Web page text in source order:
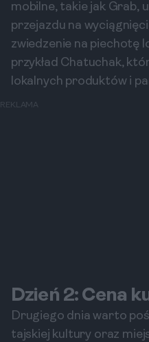
mobilne, takie jak Grab,
przejazdu na
zwiedzenie na piechotę
przykład Chatuchak,
lokalnych produktów i
REKLAMA
Dzień 2: Cena
Drugiego dnia warto
tajskiej kultury oraz